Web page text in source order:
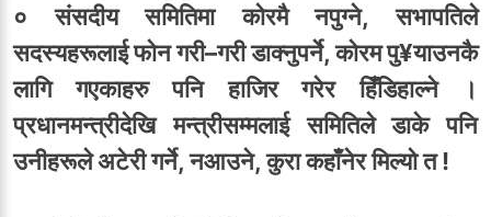
० संसदीय समितिमा कोरमै नपुग्ने, सभापतिले
सदस्यहरूलाई फोन गरी–गरी डाक्नुपर्ने, कोरम पु¥याउनकै
लागि गएकाहरु पनि हाजिर गरेर हिँडिहाल्ने ।
प्रधानमन्त्रीदेखि मन्त्रीसम्मलाई समितिले डाके पनि
उनीहरूले अटेरी गर्ने, नआउने, कुरा कहाँनेर मिल्यो त !